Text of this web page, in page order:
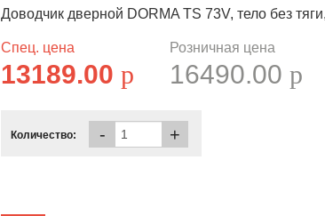
Доводчик дверной DORMA TS 73V, тело без
Спец. цена
13189.00p
Розничная цена
16490.00p
Количество: - +